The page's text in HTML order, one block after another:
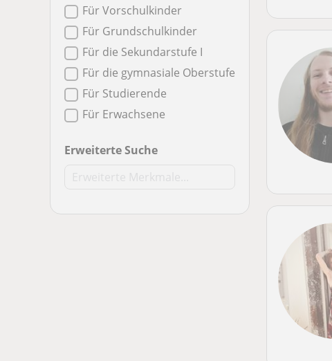
Für Vorschulkinder
Für Grundschulkinder
Für die Sekundarstufe I
Für die gymnasiale Oberstufe
Für Studierende
Für Erwachsene
Erweiterte Suche